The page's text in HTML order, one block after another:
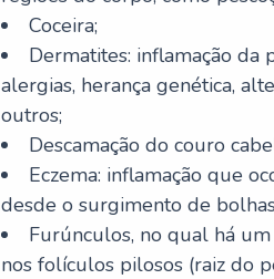
Coceira;
Dermatites: inflamação da
alergias, herança genética,
outros;
Descamação do couro
Eczema: inflamação que
desde o surgimento de
Furúnculos, no qual há
nos folículos pilosos (raiz do